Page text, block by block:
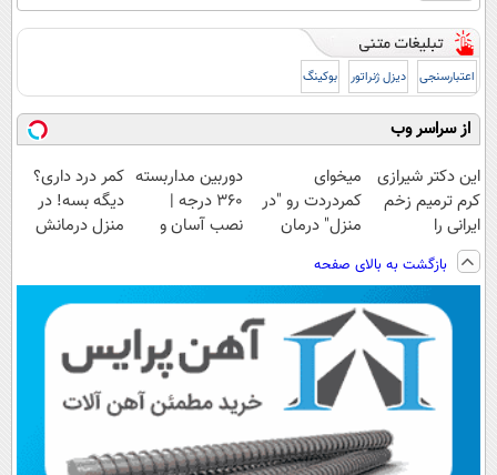
اعتبارسنجی دیزل ژنراتور بوکینگ
از سراسر وب
این دکتر شیرازی
کرم ترمیم زخم
ایرانی را
ساخت!!!
میخوای
کمردردت رو "در
منزل" درمان
◂پرسش‌نامه)
دوربین مداربسته
360 درجه |
نصب آسان و
کمر درد داری؟
دیگه بسه! در
منزل درمانش
بازگشت به بالای صفحه